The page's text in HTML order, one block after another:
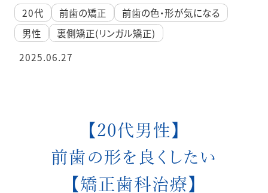
20代 前歯の矯正
前歯の色・形が気になる
男性
裏側矯正(リンガル矯正)
2025.06.27
【20代男性】
前歯の形を良くしたい
【矯正歯科治療】